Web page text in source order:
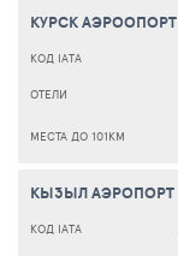
КУРСК АЭРООПОРТ
КЫЗЫЛ АЭРОПОРТ